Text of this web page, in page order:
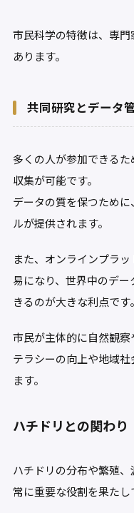
市民科学の特徴は、専
あります。
共同研究とデータ
多くの人が参加できる
収集が可能です。
データの質を保つため
ルが提供されます。
また、オンラインプラ
易になり、世界中のデ
きるのが大きな利点です。
市民が主体的に自然観
テラシーの向上や地域
ます。
ハチドリとの関わり
ハチドリの分布や繁殖
常に重要な役割を果たし